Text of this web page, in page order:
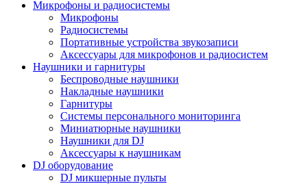
Микрофоны и радиосистемы
Микрофоны
Радиосистемы
Портативные устройства звукозаписи
Аксессуары для микрофонов и радиосистем
Наушники и гарнитуры
Беспроводные наушники
Накладные наушники
Гарнитуры
Системы персонального мониторинга
Миниатюрные наушники
Наушники для DJ
Аксессуары к наушникам
DJ оборудование
DJ микшерные пульты